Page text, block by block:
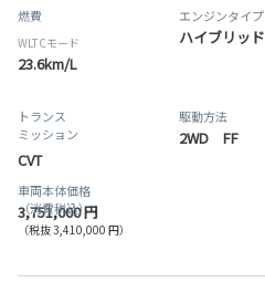
燃費
WLTCモード
23.6km/L
エンジンタイプ
ハイブリッド
トランス
ミッション
CVT
駆動方法
2WD FF
車両本体価格
（消費税込）
3,751,000 円
（税抜 3,410,000 円）